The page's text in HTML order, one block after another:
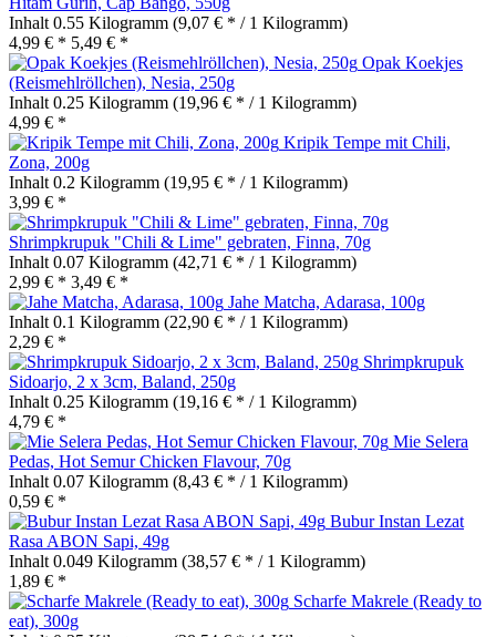
Inhalt 0.55 Kilogramm (9,07 € * / 1 Kilogramm)
4,99 € * 5,49 € *
Opak Koekjes
(Reismehlröllchen), Nesia, 250g
Inhalt 0.25 Kilogramm (19,96 € * / 1 Kilogramm)
4,99 € *
Kripik Tempe mit Chili,
Zona, 200g
Inhalt 0.2 Kilogramm (19,95 € * / 1 Kilogramm)
3,99 € *
Shrimpkrupuk "Chili & Lime" gebraten, Finna, 70g
Inhalt 0.07 Kilogramm (42,71 € * / 1 Kilogramm)
2,99 € * 3,49 € *
Jahe Matcha, Adarasa, 100g
Inhalt 0.1 Kilogramm (22,90 € * / 1 Kilogramm)
2,29 € *
Shrimpkrupuk
Sidoarjo, 2 x 3cm, Baland, 250g
Inhalt 0.25 Kilogramm (19,16 € * / 1 Kilogramm)
4,79 € *
Mie Selera
Pedas, Hot Semur Chicken Flavour, 70g
Inhalt 0.07 Kilogramm (8,43 € * / 1 Kilogramm)
0,59 € *
Bubur Instan Lezat
Rasa ABON Sapi, 49g
Inhalt 0.049 Kilogramm (38,57 € * / 1 Kilogramm)
1,89 € *
Scharfe Makrele (Ready to
eat), 300g